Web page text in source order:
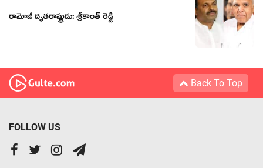
రామోజీ దృతరాష్ట్రుడు: శ్రీకాంత్ రెడ్డి
Back To Top
FOLLOW US